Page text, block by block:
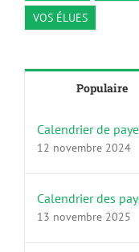
VOS ÉLUES
Populaire
Calendrier de
12 novembre 2024
Calendrier des
13 novembre 2025